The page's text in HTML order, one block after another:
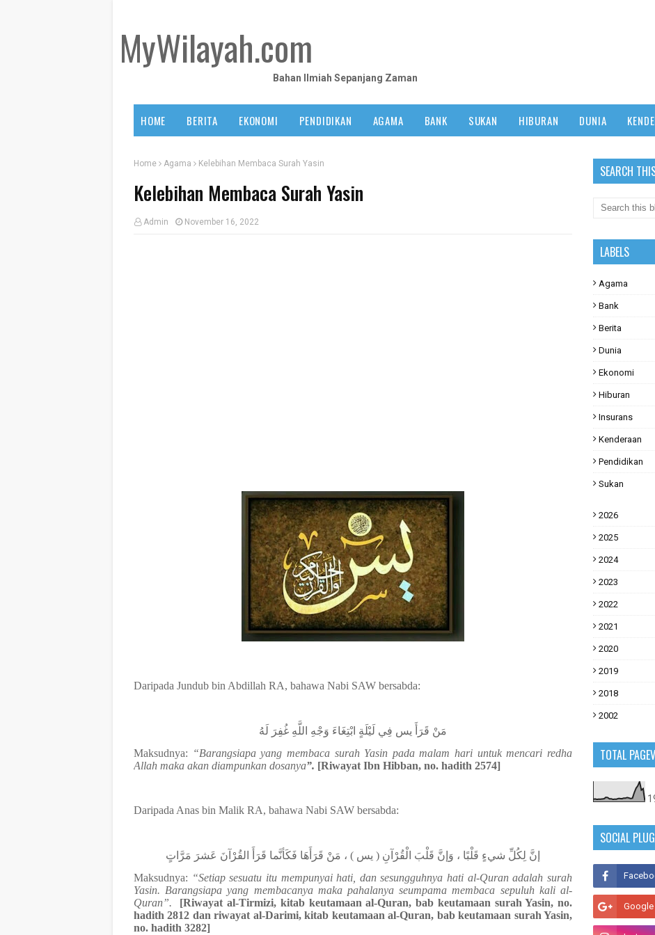
MyWilayah.com
Bahan Ilmiah Sepanjang Zaman
HOME BERITA EKONOMI PENDIDIKAN AGAMA BANK SUKAN HIBURAN DUNIA
Home Agama Kelebihan Membaca Surah Yasin
Kelebihan Membaca Surah Yasin
Admin November 16, 2022
Daripada Jundub bin Abdillah RA, bahawa Nabi SAW bersabda:
مَنْ قَرَأَ يس فِي لَيْلَةٍ ابْتِغَاءَ وَجْهِ اللَّهِ غُفِرَ لَهُ
Maksudnya: “Barangsiapa yang membaca surah Yasin pada malam hari untuk mencari redha
Allah maka akan diampunkan dosanya”. [Riwayat Ibn Hibban, no. hadith 2574]
Daripada Anas bin Malik RA, bahawa Nabi SAW bersabda:
إنَّ لِكُلِّ شيءٍ قَلْبًا ، وَإنَّ قَلْبَ الْقُرْآنِ ( يس ) ، مَنْ قَرَأَهَا فَكَأنَّما قَرَأَ القُرْآنَ عَشرَ مَرَّاتٍ
Maksudnya: “Setiap sesuatu itu mempunyai hati, dan sesungguhnya hati al-Quran adalah surah
Yasin. Barangsiapa yang membacanya maka pahalanya seumpama membaca sepuluh kali al-
Quran”.
[Riwayat al-Tirmizi, kitab keutamaan al-Quran, bab keutamaan surah Yasin, no.
hadith 2812 dan riwayat al-Darimi, kitab keutamaan al-Quran, bab keutamaan surah Yasin,
no. hadith 3282]
SEARCH
LABELS
Agama
Bank
Berita
Dunia
Ekonomi
Hiburan
Insurans
Kenderaan
Pendidikan
Sukan
2026
2025
2024
2023
2022
2021
2020
2019
2018
2002
TOTAL
SOCIAL